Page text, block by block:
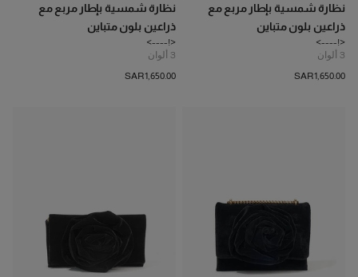
نظارة شمسية بإطار مربع مع
ذراعين بلون متباين
<!---->
3 ألوان
SAR‌1,650.00
نظارة شمسية بإطار مربع مع
ذراعين بلون متباين
<!---->
3 ألوان
SAR‌1,650.00